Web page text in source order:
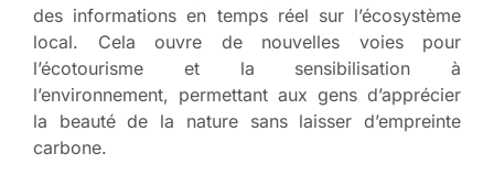
des informations en temps réel sur l’écosystème
local. Cela ouvre de nouvelles voies pour
l’écotourisme et la sensibilisation à
l’environnement, permettant aux gens d’apprécier
la beauté de la nature sans laisser d’empreinte
carbone.